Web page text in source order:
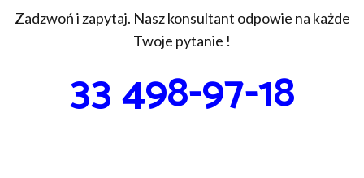
Zadzwoń i zapytaj. Nasz konsultant odpowie na każde
Twoje pytanie !
33 498-97-18